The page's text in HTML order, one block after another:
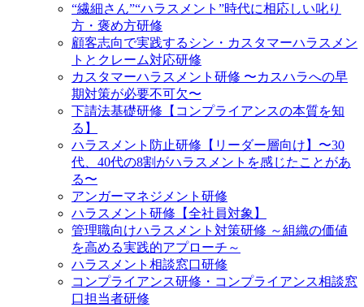
“繊細さん”“ハラスメント”時代に相応しい叱り
方・褒め方研修
顧客志向で実践するシン・カスタマーハラスメン
トとクレーム対応研修
カスタマーハラスメント研修 〜カスハラへの早
期対策が必要不可欠〜
下請法基礎研修【コンプライアンスの本質を知
る】
ハラスメント防止研修【リーダー層向け】〜30
代、40代の8割がハラスメントを感じたことがあ
る〜
アンガーマネジメント研修
ハラスメント研修【全社員対象】
管理職向けハラスメント対策研修 ～組織の価値
を高める実践的アプローチ～
ハラスメント相談窓口研修
コンプライアンス研修・コンプライアンス相談窓
口担当者研修